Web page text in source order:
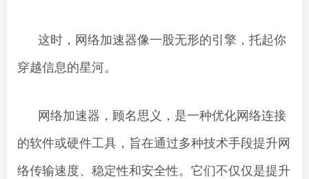
这时，网络加速器像一股无形的引擎，托起你
穿越信息的星河。
网络加速器，顾名思义，是一种优化网络连接
的软件或硬件工具，旨在通过多种技术手段提升网
络传输速度、稳定性和安全性。它们不仅仅是提升